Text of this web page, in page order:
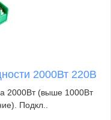
2000Вт 220В
2000Вт (выше 1000Вт
Подкл..